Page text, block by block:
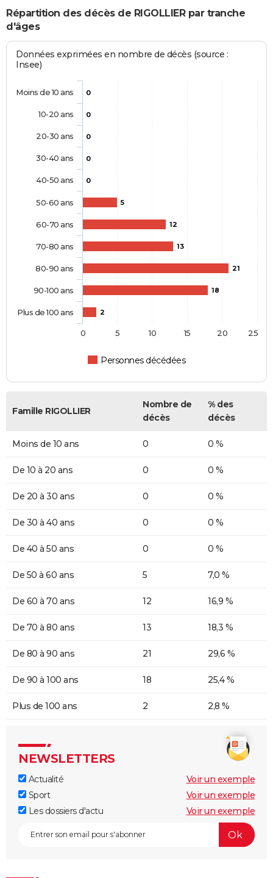
Répartition des décès de RIGOLLIER par tranche
d'âges
Données exprimées en nombre de décès (source :
Insee)
0
0
0
0
0
5
12
13
21
18
2
Personnes décédées
Moins de 10 ans
10-20 ans
20-30 ans
30-40 ans
40-50 ans
50-60 ans
60-70 ans
70-80 ans
80-90 ans
90-100 ans
Plus de 100 ans
0 5 10 15 20 25
Famille RIGOLLIER
Nombre de
décès
% des
décès
Moins de 10 ans 0 0 %
De 10 à 20 ans 0 0 %
De 20 à 30 ans 0 0 %
De 30 à 40 ans 0 0 %
De 40 à 50 ans 0 0 %
De 50 à 60 ans 5 7,0 %
De 60 à 70 ans 12 16,9 %
De 70 à 80 ans 13 18,3 %
De 80 à 90 ans 21 29,6 %
De 90 à 100 ans 18 25,4 %
Plus de 100 ans 2 2,8 %
NEWSLETTERS
Actualité
Voir un exemple
Sport
Voir un exemple
Les dossiers d'actu
Voir un exemple